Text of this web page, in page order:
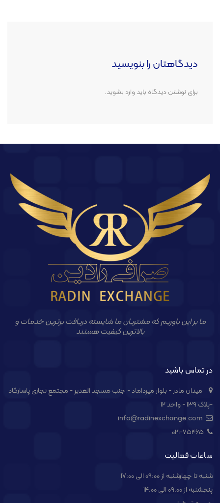
دیدگاهتان را بنویسید
برای نوشتن دیدگاه بایدوارد بشوید.
ما بر این باوریم که مشتریان ما شایسته دریافت برترین خدمات و
بالاترین کیفیت هستند
در تماس باشید
میدان مادر - بلوار میرداماد - جنب مسجد الغدیر - مجتمع تجاری پاسارگاد
-پلاک ۱۳۹ - واحد ۱۲
021-۷۵۴۶۵
ساعات فعالیت
شنبه تا چهارشنبه از 09:00 الی 17:00
پنجشنبه از 09:00 الی 14:00